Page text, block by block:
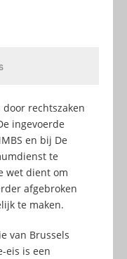
rechtszaken
ingevoerde
en bij De
te
wet dient om
afgebroken
te maken.
van Brussels
eis is een